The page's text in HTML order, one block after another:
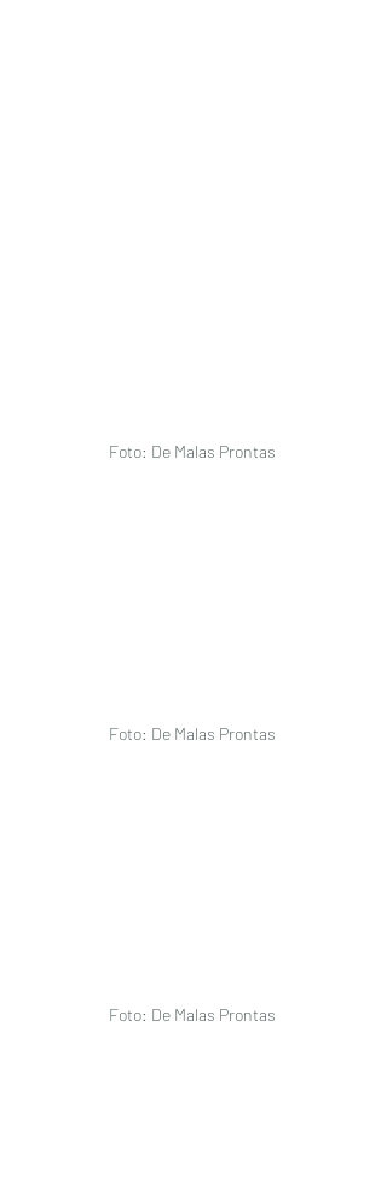
Foto: De Malas Prontas
Foto: De Malas Prontas
Foto: De Malas Prontas